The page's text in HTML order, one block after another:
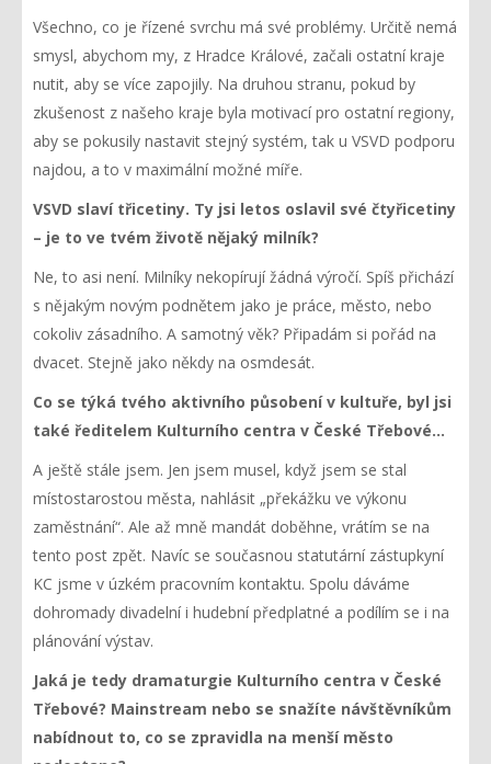
Všechno, co je řízené svrchu má své problémy. Určitě nemá
smysl, abychom my, z Hradce Králové, začali ostatní kraje
nutit, aby se více zapojily. Na druhou stranu, pokud by
zkušenost z našeho kraje byla motivací pro ostatní regiony,
aby se pokusily nastavit stejný systém, tak u VSVD podporu
najdou, a to v maximální možné míře.
VSVD slaví třicetiny. Ty jsi letos oslavil své čtyřicetiny
– je to ve tvém životě nějaký milník?
Ne, to asi není. Milníky nekopírují žádná výročí. Spíš přichází
s nějakým novým podnětem jako je práce, město, nebo
cokoliv zásadního. A samotný věk? Připadám si pořád na
dvacet. Stejně jako někdy na osmdesát.
Co se týká tvého aktivního působení v kultuře, byl jsi
také ředitelem Kulturního centra v České Třebové…
A ještě stále jsem. Jen jsem musel, když jsem se stal
místostarostou města, nahlásit „překážku ve výkonu
zaměstnání“. Ale až mně mandát doběhne, vrátím se na
tento post zpět. Navíc se současnou statutární zástupkyní
KC jsme v úzkém pracovním kontaktu. Spolu dáváme
dohromady divadelní i hudební předplatné a podílím se i na
plánování výstav.
Jaká je tedy dramaturgie Kulturního centra v České
Třebové? Mainstream nebo se snažíte návštěvníkům
nabídnout to, co se zpravidla na menší město